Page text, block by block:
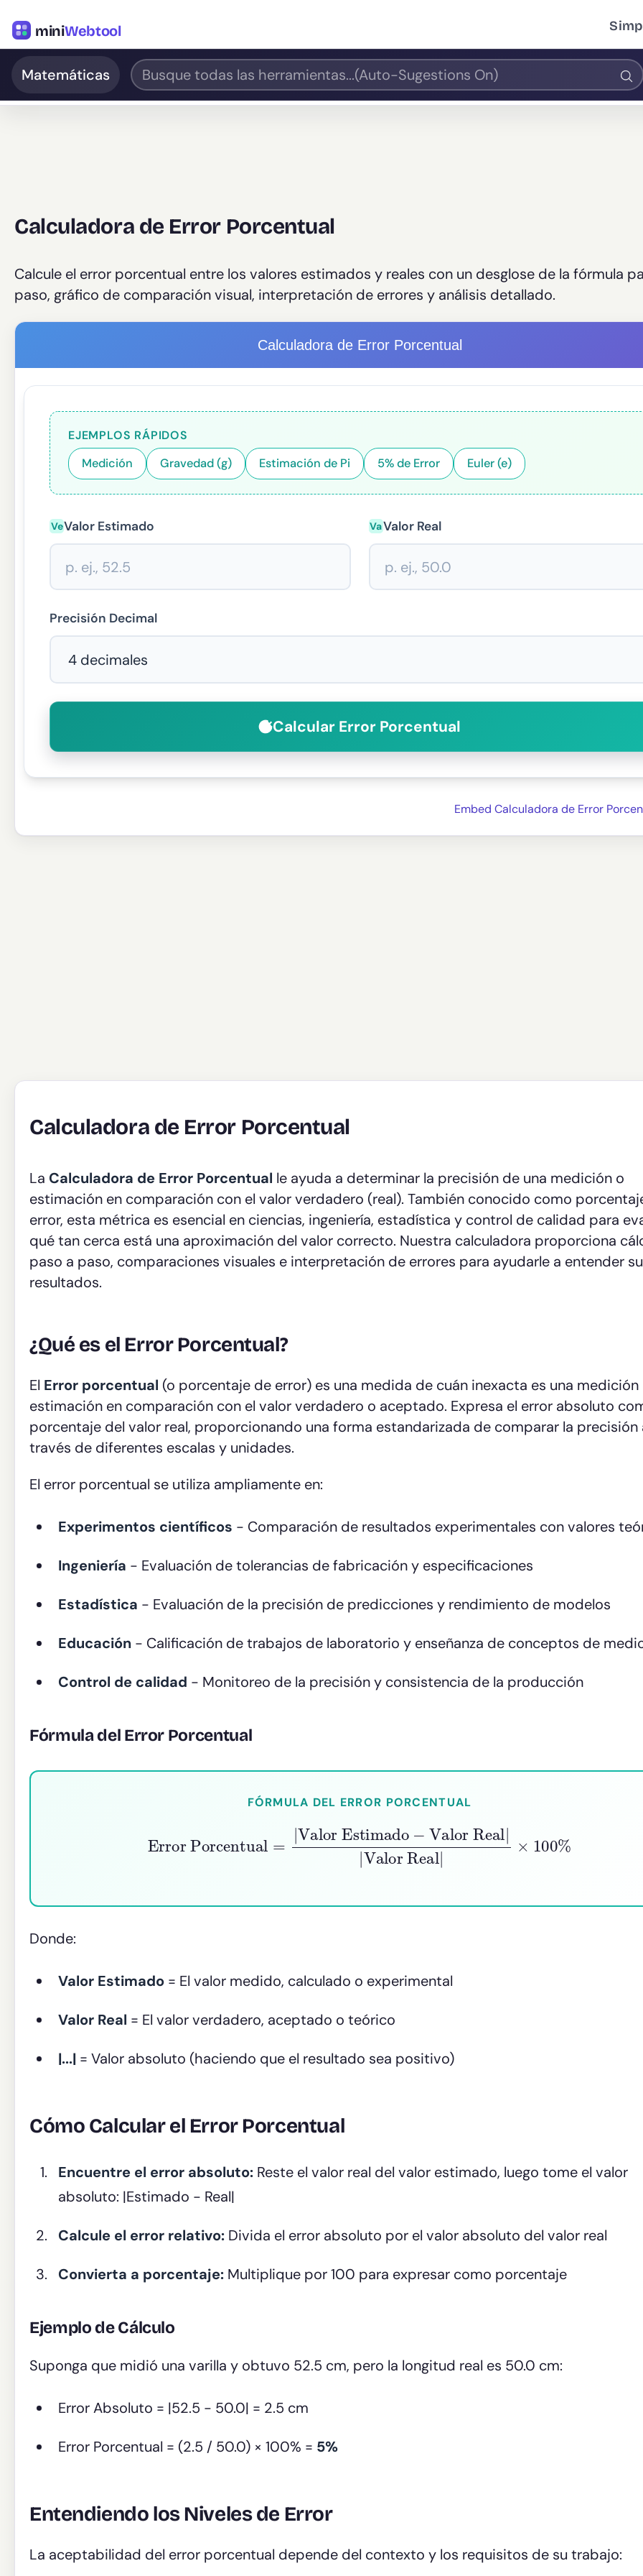
miniWebtool
Matemáticas
Calculadora de Error Porcentual
Calcule el error porcentual entre los valores estimados y reales con un desglose de la fórmula
paso, gráfico de comparación visual, interpretación de errores y análisis detallado.
Calculadora de Error Porcentual
EJEMPLOS RÁPIDOS
Medición
Gravedad (g) Estimación de Pi 5% de Error Euler (e)
VeValor Estimado VaValor Real
Precisión Decimal
Calcular Error Porcentual
Embed Calculadora de Error
Calculadora de Error Porcentual
La Calculadora de Error Porcentual le ayuda a determinar la precisión de una medición o
estimación en comparación con el valor verdadero (real). También conocido como
error, esta métrica es esencial en ciencias, ingeniería, estadística y control de calidad para
qué tan cerca está una aproximación del valor correcto. Nuestra calculadora proporciona
paso a paso, comparaciones visuales e interpretación de errores para ayudarle a entender
resultados.
¿Qué es el Error Porcentual?
El Error porcentual (o porcentaje de error) es una medida de cuán inexacta es una medición
estimación en comparación con el valor verdadero o aceptado. Expresa el error absoluto
porcentaje del valor real, proporcionando una forma estandarizada de comparar la precisión
través de diferentes escalas y unidades.
El error porcentual se utiliza ampliamente en:
Experimentos científicos - Comparación de resultados experimentales con valores
Ingeniería - Evaluación de tolerancias de fabricación y especificaciones
Estadística - Evaluación de la precisión de predicciones y rendimiento de modelos
Educación - Calificación de trabajos de laboratorio y enseñanza de conceptos de
Control de calidad - Monitoreo de la precisión y consistencia de la producción
Fórmula del Error Porcentual
FÓRMULA DEL ERROR PORCENTUAL
Valor Estimado−Valor Real||Valor Real
Donde:
Valor Estimado = El valor medido, calculado o experimental
Valor Real = El valor verdadero, aceptado o teórico
|...| = Valor absoluto (haciendo que el resultado sea positivo)
Cómo Calcular el Error Porcentual
Encuentre el error absoluto: Reste el valor real del valor estimado, luego tome el valor
absoluto: |Estimado - Real|
Calcule el error relativo: Divida el error absoluto por el valor absoluto del valor real
Convierta a porcentaje: Multiplique por 100 para expresar como porcentaje
Ejemplo de Cálculo
Suponga que midió una varilla y obtuvo 52.5 cm, pero la longitud real es 50.0 cm:
Error Absoluto = |52.5 - 50.0| = 2.5 cm
Error Porcentual = (2.5 / 50.0) × 100% = 5%
Entendiendo los Niveles de Error
La aceptabilidad del error porcentual depende del contexto y los requisitos de su trabajo: